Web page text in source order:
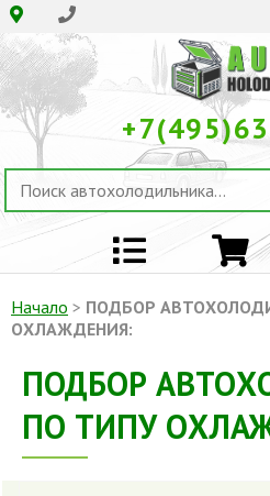
Начало > ПОДБОР
ОХЛАЖДЕНИЯ:
ПОДБОР
ПО ТИПУ